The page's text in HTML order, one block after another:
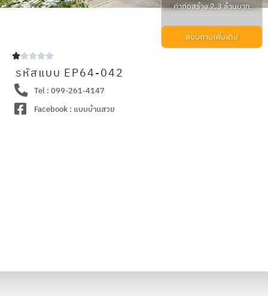
ค่าก่อสร้าง 2.3 ล้านบาท
สอบถามเพิ่มเติม

รหัสแบบ EP64-042
Tel : 099-261-4147
Facebook : แบบบ้านสวย